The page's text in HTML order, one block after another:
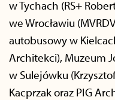
w Tychach (RS+
we Wrocławiu
autobusowy w
Architekci), Muzeum
w Sulejówku
Kacprzak oraz PIG